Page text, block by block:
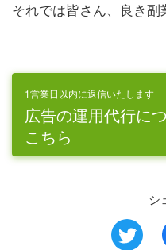
それでは皆さん、良き副
1営業日以内に返信いたします
広告の運用代行に
こちら
シ